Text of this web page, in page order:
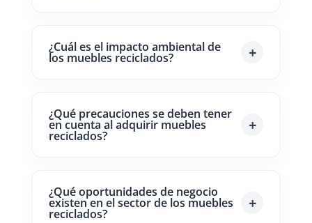
¿Cuál es el impacto ambiental de
los muebles reciclados?
¿Qué precauciones se deben tener
en cuenta al adquirir muebles
reciclados?
¿Qué oportunidades de negocio
existen en el sector de los muebles
reciclados?